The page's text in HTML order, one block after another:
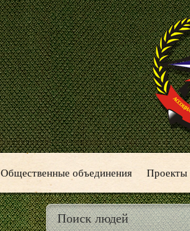
Общественные объединения Проекты